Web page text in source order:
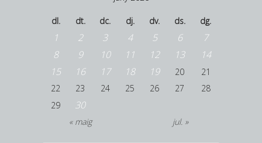
dl. dt. dc. dj. dv. ds. dg.
« maig jul. »
1 2 3 4 5 6
7
8
9 10 11 12 13
14
15
16 17 18 19 20
21
22
23 24 25 26 27
28
29
30